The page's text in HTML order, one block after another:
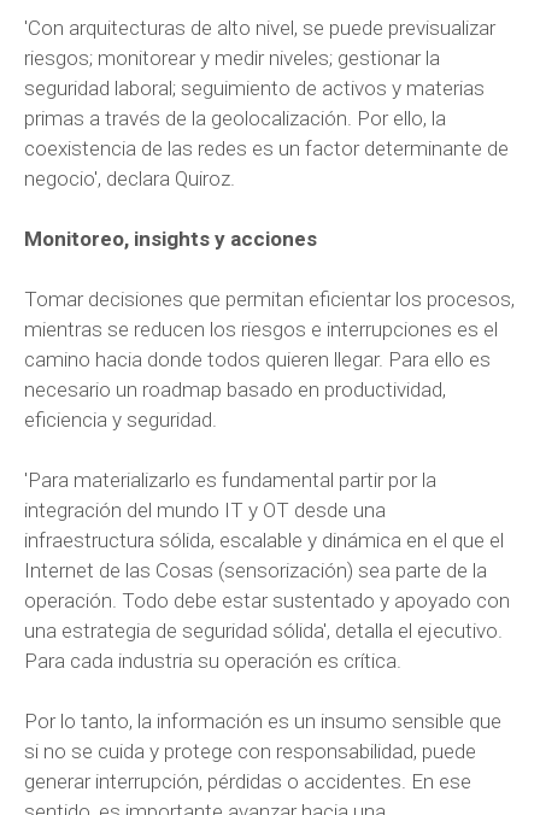
'Con arquitecturas de alto nivel, se puede previsualizar
riesgos; monitorear y medir niveles; gestionar la
seguridad laboral; seguimiento de activos y materias
primas a través de la geolocalización. Por ello, la
coexistencia de las redes es un factor determinante de
negocio', declara Quiroz.
Monitoreo, insights y acciones
Tomar decisiones que permitan eficientar los procesos,
mientras se reducen los riesgos e interrupciones es el
camino hacia donde todos quieren llegar. Para ello es
necesario un roadmap basado en productividad,
eficiencia y seguridad.
'Para materializarlo es fundamental partir por la
integración del mundo IT y OT desde una
infraestructura sólida, escalable y dinámica en el que el
Internet de las Cosas (sensorización) sea parte de la
operación. Todo debe estar sustentado y apoyado con
una estrategia de seguridad sólida', detalla el ejecutivo.
Para cada industria su operación es crítica.
Por lo tanto, la información es un insumo sensible que
si no se cuida y protege con responsabilidad, puede
generar interrupción, pérdidas o accidentes. En ese